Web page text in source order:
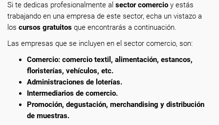
Si te dedicas profesionalmente al sector comercio y estás
trabajando en una empresa de este sector, echa un vistazo a
los cursos gratuitos que encontrarás a continuación.
Las empresas que se incluyen en el sector comercio, son:
Comercio: comercio textil, alimentación, estancos,
floristerías, vehículos, etc.
Administraciones de loterías.
Intermediarios de comercio.
Promoción, degustación, merchandising y distribución
de muestras.